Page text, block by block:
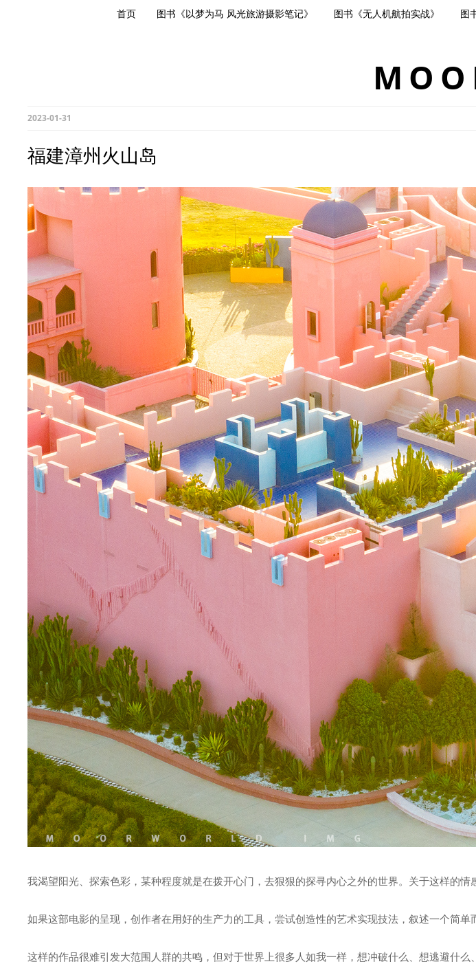
首页 图书《以梦为马 风光旅游摄影笔记》 图书《无人机航拍实战》 图
2023-01-31
福建漳州火山岛
我渴望阳光、探索色彩，某种程度就是在拨开心门，去狠狠的探寻内心之外的世界。关于这样的情
如果这部电影的呈现，创作者在用好的生产力的工具，尝试创造性的艺术实现技法，叙述一个简单
这样的作品很难引发大范围人群的共鸣，但对于世界上很多人如我一样，想冲破什么、想逃避什么